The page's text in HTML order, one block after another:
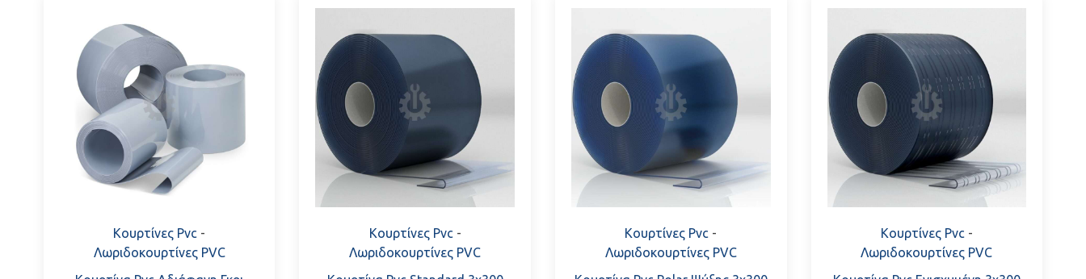
Κουρτίνες Pvc -
Λωριδοκουρτίνες PVC
Κουρτίνες Pvc -
Λωριδοκουρτίνες PVC
Κουρτίνες Pvc -
Λωριδοκουρτίνες PVC
Κουρτίνες Pvc -
Λωριδοκουρτίνες PVC